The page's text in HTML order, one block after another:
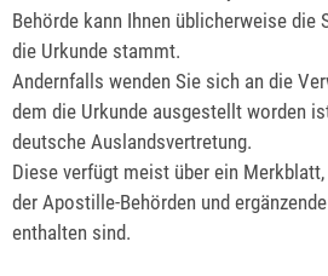
Behörde kann Ihnen üblicherweise die
die Urkunde stammt.
Andernfalls wenden Sie sich an die
dem die Urkunde ausgestellt worden
deutsche Auslandsvertretung.
Diese verfügt meist über ein
der Apostille-Behörden und
enthalten sind.